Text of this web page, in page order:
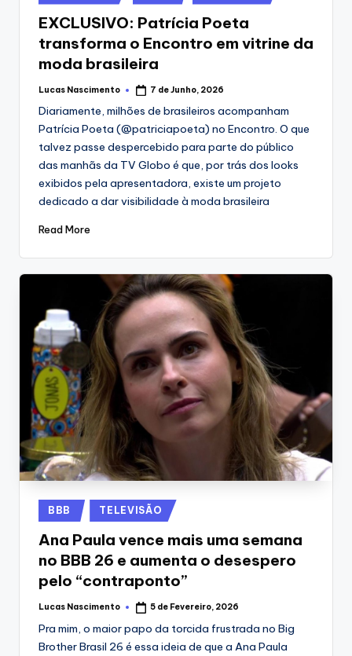
in
EXCLUSIVO: Patrícia Poeta
transforma o Encontro em vitrine da
moda brasileira
Posted
Lucas Nascimento 7 de Junho, 2026
Diariamente, milhões de brasileiros acompanham
Patrícia Poeta (@patriciapoeta) no Encontro. O que
talvez passe despercebido para parte do público
das manhãs da TV Globo é que, por trás dos looks
exibidos pela apresentadora, existe um projeto
dedicado a dar visibilidade à moda brasileira
Read More
Posted
in
BBB TELEVISÃO
Ana Paula vence mais uma semana
no BBB 26 e aumenta o desespero
pelo “contraponto”
Posted
Lucas Nascimento 5 de Fevereiro, 2026
Pra mim, o maior papo da torcida frustrada no Big
Brother Brasil 26 é essa ideia de que a Ana Paula